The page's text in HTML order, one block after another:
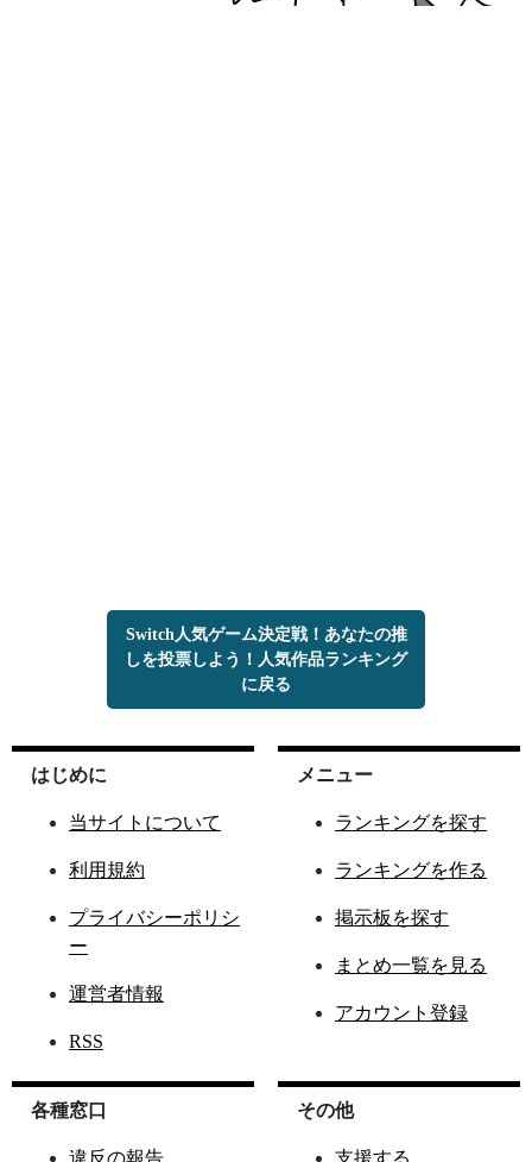
Switch人気ゲーム決定戦！あなたの推
しを投票しよう！人気作品ランキング
に戻る
はじめに
当サイトについて
利用規約
プライバシーポリシ
ー
運営者情報
RSS
メニュー
ランキングを探す
ランキングを作る
掲示板を探す
まとめ一覧を見る
アカウント登録
各種窓口
違反の報告
その他
支援する